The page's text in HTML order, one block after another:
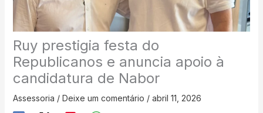
Ruy prestigia festa do
Republicanos e anuncia apoio à
candidatura de Nabor
Assessoria / Deixe um comentário / abril 11, 2026